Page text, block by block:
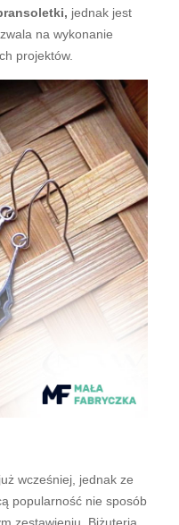
jednak jest
na wykonanie
projektów.
wcześniej, jednak ze
popularność nie sposób
zestawieniu. Biżuteria